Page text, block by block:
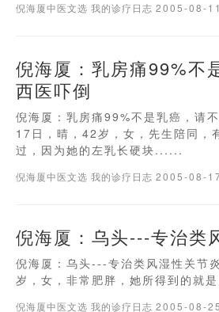
倪海厦中医文选我的诊疗日志2005-08-11
倪海厦：乳房痛99%不
西医吓倒
倪海厦：乳房痛99%不是乳癌，请
17日，晴，42岁，女，先生陪同，
过，因为她的左乳长硬块......
倪海厦中医文选我的诊疗日志2005-08-
倪海厦：乌头---专治类
倪海厦：乌头---专治类风湿性关节
岁，女，非常肥胖，她所得到的就
倪海厦中医文选我的诊疗日志2005-08-25